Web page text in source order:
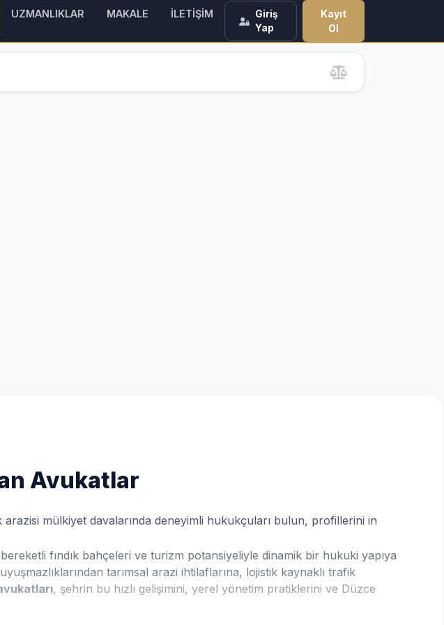
UZMANLIKLAR MAKALE İLETİŞİM
Giriş
Yap
Kayıt
Ol
Avukatlar
arazisi mülkiyet davalarında deneyimli hukukçuları bulun, profillerini in
fındık bahçeleri ve turizm potansiyeliyle dinamik bir hukuki yapıya
tarımsal arazi ihtilaflarına, lojistik kaynaklı trafik
, şehrin bu hızlı gelişimini, yerel yönetim pratiklerini ve Düzce